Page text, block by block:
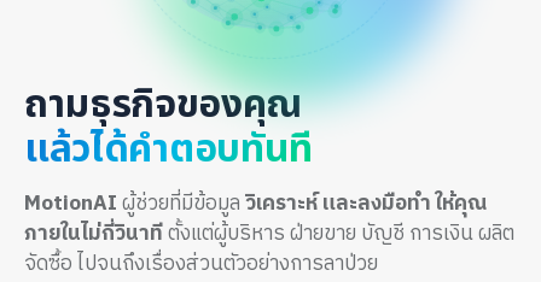
ถามธุรกิจของคุณ
แล้วได้คำตอบทันที
MotionAIผู้ช่วยที่มีข้อมูลวิเคราะห์ และลงมือทำ ให้คุณ
ภายในไม่กี่วินาทีตั้งแต่ผู้บริหาร ฝ่ายขาย บัญชี การเงิน ผลิต
จัดซื้อ ไปจนถึงเรื่องส่วนตัวอย่างการลาป่วย